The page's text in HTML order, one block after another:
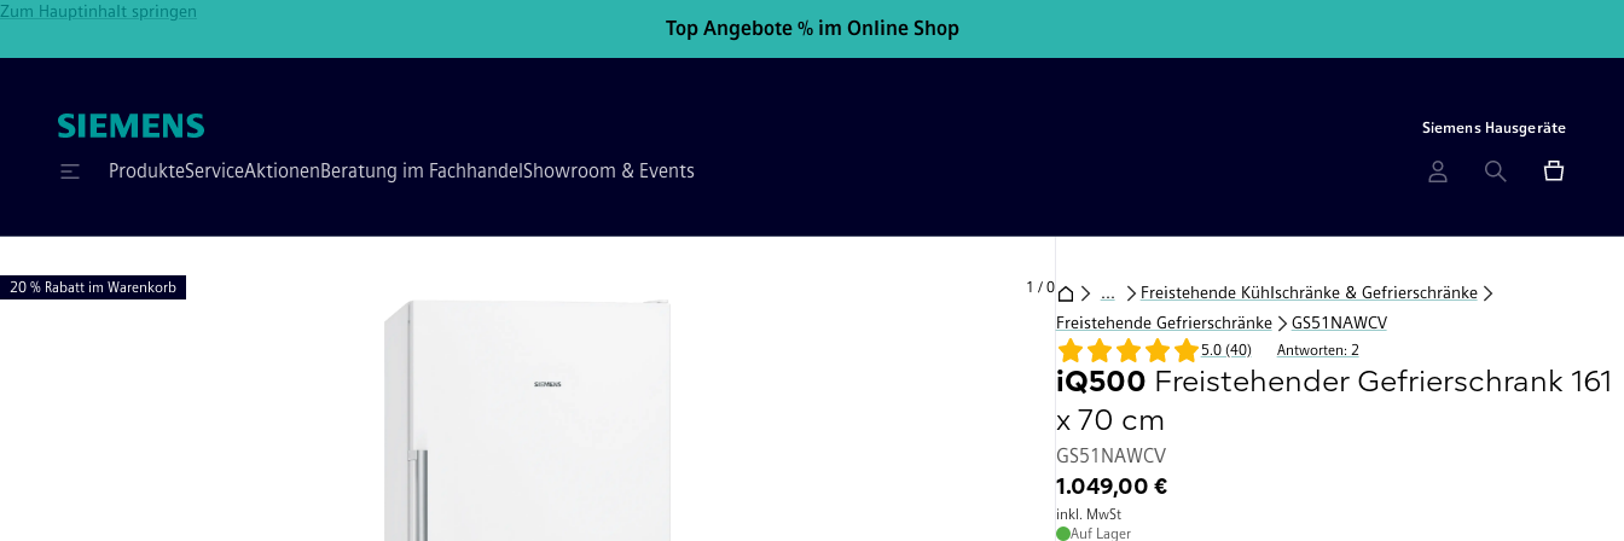
Zum Hauptinhalt springen
Top Angebote % im Online Shop
Siemens Hausgeräte
ProdukteServiceAktionenBeratung im FachhandelShowroom & Events
20 % Rabatt im Warenkorb 1 / 0 ...
Freistehende Kühlschränke & Gefrierschränke
Freistehende Gefrierschränke
GS51NAWCV
iQ500 Freistehender Gefrierschrank 161
x 70 cm
GS51NAWCV
5.0 (40) Antworten: 2
1.049,00 €
inkl. MwSt
Auf Lager